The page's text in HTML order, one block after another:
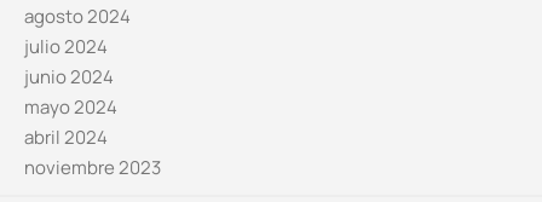
agosto 2024
julio 2024
junio 2024
mayo 2024
abril 2024
noviembre 2023